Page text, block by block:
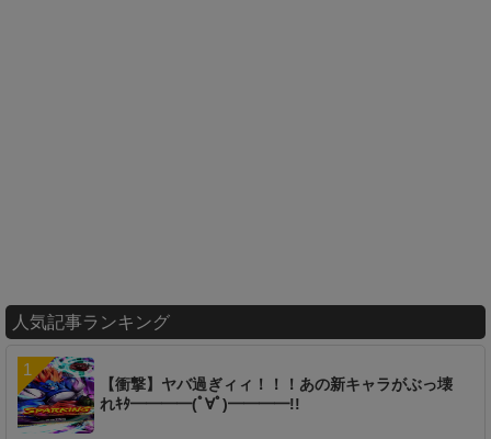
人気記事ランキング
【衝撃】ヤバ過ぎィィ！！！あの新キャラがぶっ壊
れｷﾀ━━━━(ﾟ∀ﾟ)━━━━!!